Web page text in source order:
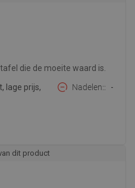
die de moeite waard is.
lage prijs,
Nadelen: -
dit product